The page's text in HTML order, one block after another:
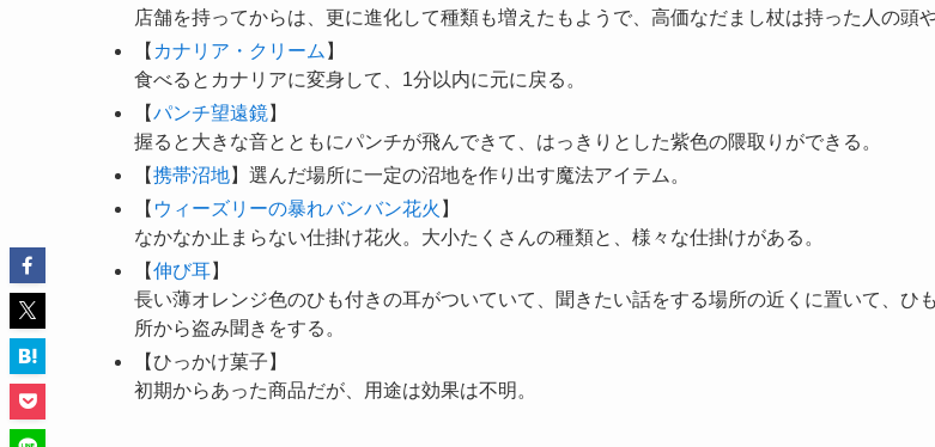
店舗を持ってからは、更に進化して種類も増えたもようで、高価なだまし杖は持った人の頭や
【 カナリア・クリーム 】
食べるとカナリアに変身して、1分以内に元に戻る。
【パンチ望遠鏡】
握ると大きな音とともにパンチが飛んできて、はっきりとした紫色の隈取りができる。
【携帯沼地】選んだ場所に一定の沼地を作り出す魔法アイテム。
【 ウィーズリーの暴れバンバン花火 】
なかなか止まらない仕掛け花火。大小たくさんの種類と、様々な仕掛けがある。
【伸び耳】
長い薄オレンジ色のひも付きの耳がついていて、聞きたい話をする場所の近くに置いて、ひ
所から盗み聞きをする。
【ひっかけ菓子】
初期からあった商品だが、用途は効果は不明。